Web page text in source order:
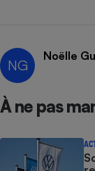
NG
Noëlle
À ne pas